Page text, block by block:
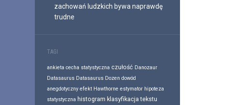
zachowań ludzkich bywa naprawdę
trudne
TAGI
ankieta cecha statystyczna czułość Danozaur
Datasaurus Datasaurus Dozen dowód
anegdotyczny efekt Hawthorne estymator hipoteza
statystyczna histogram klasyfikacja tekstu